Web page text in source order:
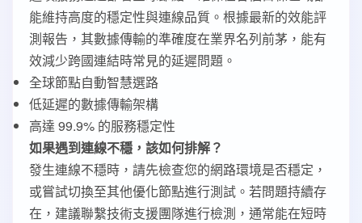
能維持高度的穩定性與連線品質。根據最新的效能評
測報告，其數據傳輸的準確度在業界名列前茅，能有
效減少跨國連結時常見的延遲問題。
全球節點自動智慧選路
低延遲的數據傳輸架構
高達 99.9% 的服務穩定性
如果遇到連線不穩，該如何排解？
發生連線不穩時，請先檢查您的網路環境是否穩定，
或嘗試切換至其他優化節點進行測試。若問題持續存
在，建議聯繫技術支援團隊進行檢測，通常能在短時